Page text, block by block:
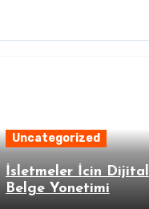
Uncategorized
İsletmeler İcin Dijital
Belge Yonetimi